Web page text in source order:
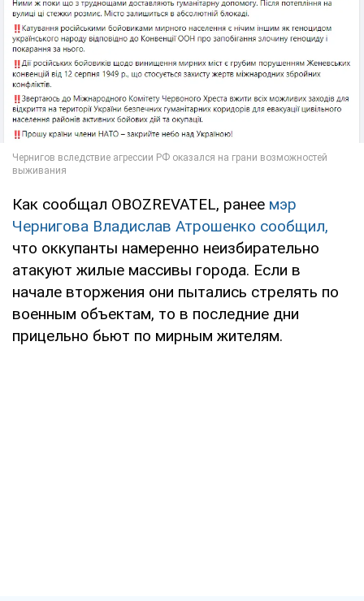
Как сообщал OBOZREVATEL, ранее мэр
Чернигова Владислав Атрошенко сообщил,
что оккупанты намеренно неизбирательно
атакуют жилые массивы города. Если в
начале вторжения они пытались стрелять по
военным объектам, то в последние дни
прицельно бьют по мирным жителям.